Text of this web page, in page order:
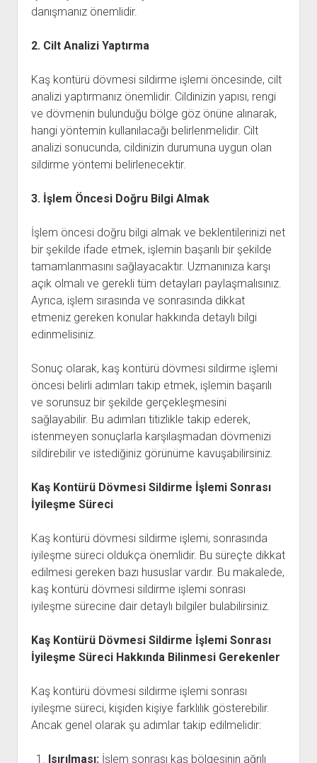
danışmanız önemlidir.
2. Cilt Analizi Yaptırma
Kaş kontürü dövmesi sildirme işlemi öncesinde, cilt
analizi yaptırmanız önemlidir. Cildinizin yapısı, rengi
ve dövmenin bulunduğu bölge göz önüne alınarak,
hangi yöntemin kullanılacağı belirlenmelidir. Cilt
analizi sonucunda, cildinizin durumuna uygun olan
sildirme yöntemi belirlenecektir.
3. İşlem Öncesi Doğru Bilgi Almak
İşlem öncesi doğru bilgi almak ve beklentilerinizi net
bir şekilde ifade etmek, işlemin başarılı bir şekilde
tamamlanmasını sağlayacaktır. Uzmanınıza karşı
açık olmalı ve gerekli tüm detayları paylaşmalısınız.
Ayrıca, işlem sırasında ve sonrasında dikkat
etmeniz gereken konular hakkında detaylı bilgi
edinmelisiniz.
Sonuç olarak, kaş kontürü dövmesi sildirme işlemi
öncesi belirli adımları takip etmek, işlemin başarılı
ve sorunsuz bir şekilde gerçekleşmesini
sağlayabilir. Bu adımları titizlikle takip ederek,
istenmeyen sonuçlarla karşılaşmadan dövmenizi
sildirebilir ve istediğiniz görünüme kavuşabilirsiniz.
Kaş Kontürü Dövmesi Sildirme İşlemi Sonrası
İyileşme Süreci
Kaş kontürü dövmesi sildirme işlemi, sonrasında
iyileşme süreci oldukça önemlidir. Bu süreçte dikkat
edilmesi gereken bazı hususlar vardır. Bu makalede,
kaş kontürü dövmesi sildirme işlemi sonrası
iyileşme sürecine dair detaylı bilgiler bulabilirsiniz.
Kaş Kontürü Dövmesi Sildirme İşlemi Sonrası
İyileşme Süreci Hakkında Bilinmesi Gerekenler
Kaş kontürü dövmesi sildirme işlemi sonrası
iyileşme süreci, kişiden kişiye farklılık gösterebilir.
Ancak genel olarak şu adımlar takip edilmelidir:
Isırılması: İşlem sonrası kaş bölgesinin ağrılı